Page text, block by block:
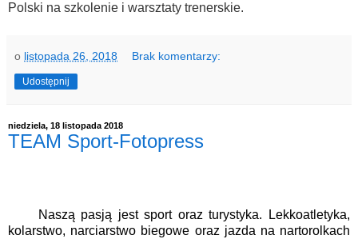
Polski na szkolenie i warsztaty trenerskie.
o listopada 26, 2018 Brak komentarzy:
Udostępnij
niedziela, 18 listopada 2018
TEAM Sport-Fotopress
Naszą pasją jest sport oraz turystyka. Lekkoatletyka,
kolarstwo, narciarstwo biegowe oraz jazda na nartorolkach